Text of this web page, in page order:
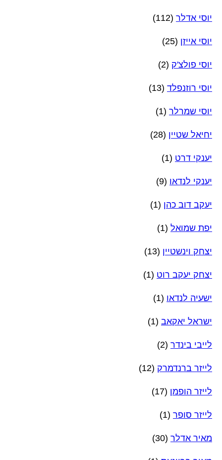
יוסי אדלר (112)
יוסי אייזן (25)
יוסי פולצ'ק (2)
יוסי רוזנפלד (13)
יוסי שמרלר (1)
יחיאל שטיין (28)
יענקי דרט (1)
יענקי לנדאו (9)
יעקב דוב כהן (1)
יפת שמואל (1)
יצחק וינשטיין (13)
יצחק יעקב רוט (1)
ישעיה לנדאו (1)
ישראל יאקאב (1)
לייבי בינדר (2)
לייזר ברנדמרק (12)
לייזר הופמן (17)
לייזר סופר (1)
מאיר אדלר (30)